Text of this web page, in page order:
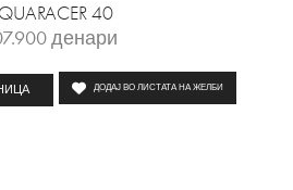
40
денари
ДОДАЈ ВО ЛИСТАТА НА ЖЕЛБИ